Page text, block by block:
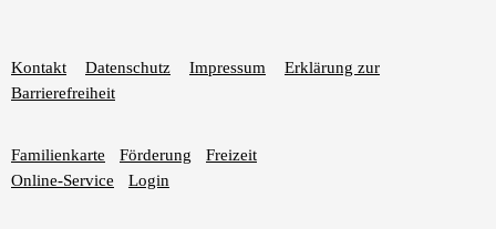
Kontakt Datenschutz Impressum
Erklärung zur
Barrierefreiheit
Familienkarte Förderung
Freizeit
Online-Service
Login